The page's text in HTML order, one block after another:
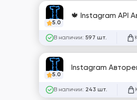
5.0
🍁 Instagram API
В наличии: 597 шт.
5.0
Instagram
В наличии: 243 шт.